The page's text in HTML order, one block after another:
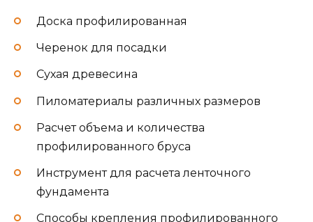
Доска профилированная
Черенок для посадки
Сухая древесина
Пиломатериалы различных размеров
Расчет объема и количества
профилированного бруса
Инструмент для расчета ленточного
фундамента
Способы крепления профилированного